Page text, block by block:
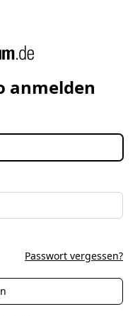
anmelden
Passwort vergessen?